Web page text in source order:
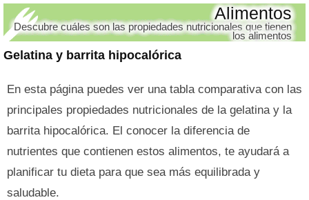
Gelatina y barrita hipocalórica
Alimentos
Descubre cuáles son las propiedades nutricionales que tienen
los alimentos
En esta página puedes ver una tabla comparativa con las
principales propiedades nutricionales de la gelatina y la
barrita hipocalórica. El conocer la diferencia de
nutrientes que contienen estos alimentos, te ayudará a
planificar tu dieta para que sea más equilibrada y
saludable.